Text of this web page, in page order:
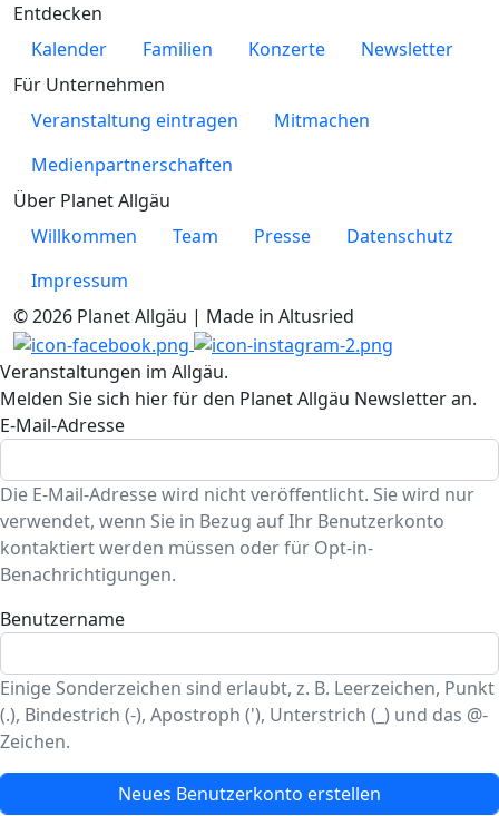
Entdecken
Kalender
Familien Konzerte
Newsletter
Für Unternehmen
Veranstaltung eintragen
Mitmachen
Medienpartnerschaften
Über Planet Allgäu
Willkommen
Team Presse
Datenschutz
Impressum
© 2026 Planet Allgäu | Made in Altusried
Veranstaltungen im Allgäu.
Melden Sie sich hier für den Planet Allgäu Newsletter an.
E-Mail-Adresse
Die E-Mail-Adresse wird nicht veröffentlicht. Sie wird nur
verwendet, wenn Sie in Bezug auf Ihr Benutzerkonto
kontaktiert werden müssen oder für Opt-in-
Benachrichtigungen.
Benutzername
Einige Sonderzeichen sind erlaubt, z. B. Leerzeichen, Punkt
(.), Bindestrich (-), Apostroph ('), Unterstrich (_) und das @-
Zeichen.